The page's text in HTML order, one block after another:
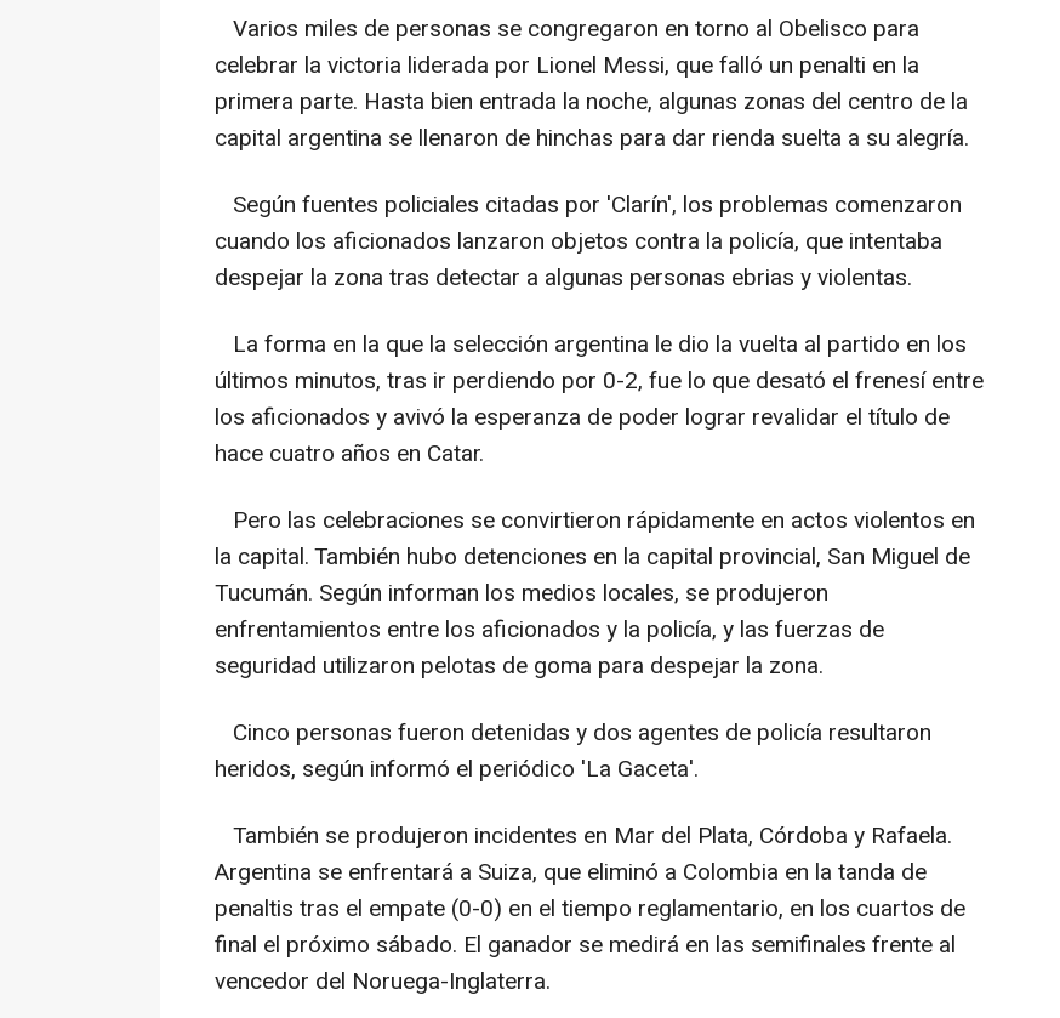
Varios miles de personas se congregaron en torno al Obelisco para
celebrar la victoria liderada por Lionel Messi, que falló un penalti en la
primera parte. Hasta bien entrada la noche, algunas zonas del centro de la
capital argentina se llenaron de hinchas para dar rienda suelta a su alegría.
Según fuentes policiales citadas por 'Clarín', los problemas comenzaron
cuando los aficionados lanzaron objetos contra la policía, que intentaba
despejar la zona tras detectar a algunas personas ebrias y violentas.
La forma en la que la selección argentina le dio la vuelta al partido en los
últimos minutos, tras ir perdiendo por 0-2, fue lo que desató el frenesí entre
los aficionados y avivó la esperanza de poder lograr revalidar el título de
hace cuatro años en Catar.
Pero las celebraciones se convirtieron rápidamente en actos violentos en
la capital. También hubo detenciones en la capital provincial, San Miguel de
Tucumán. Según informan los medios locales, se produjeron
enfrentamientos entre los aficionados y la policía, y las fuerzas de
seguridad utilizaron pelotas de goma para despejar la zona.
Cinco personas fueron detenidas y dos agentes de policía resultaron
heridos, según informó el periódico 'La Gaceta'.
También se produjeron incidentes en Mar del Plata, Córdoba y Rafaela.
Argentina se enfrentará a Suiza, que eliminó a Colombia en la tanda de
penaltis tras el empate (0-0) en el tiempo reglamentario, en los cuartos de
final el próximo sábado. El ganador se medirá en las semifinales frente al
vencedor del Noruega-Inglaterra.